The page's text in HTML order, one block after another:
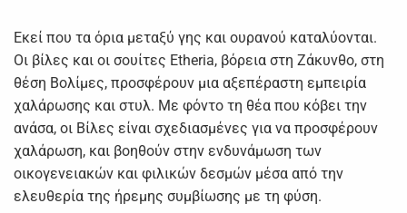
Εκεί που τα όρια μεταξύ γης και ουρανού καταλύονται.
Οι βίλες και οι σουίτες Etheria, βόρεια στη Ζάκυνθο, στη
θέση Βολίμες, προσφέρουν μια αξεπέραστη εμπειρία
χαλάρωσης και στυλ. Με φόντο τη θέα που κόβει την
ανάσα, οι Βίλες είναι σχεδιασμένες για να προσφέρουν
χαλάρωση, και βοηθούν στην ενδυνάμωση των
οικογενειακών και φιλικών δεσμών μέσα από την
ελευθερία της ήρεμης συμβίωσης με τη φύση.